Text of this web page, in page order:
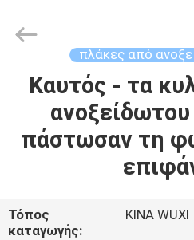
ΣΠΊΤΙ
ΠΡΟΪΌΝΤΑ
ΕΜΕΊΣ
INDUSTRIAL
LIMITED.
πλάκες από
Καυτός - τα
πάστωσαν τη
Τόπος
καταγωγής:
ΚΙΝΑ WUXI